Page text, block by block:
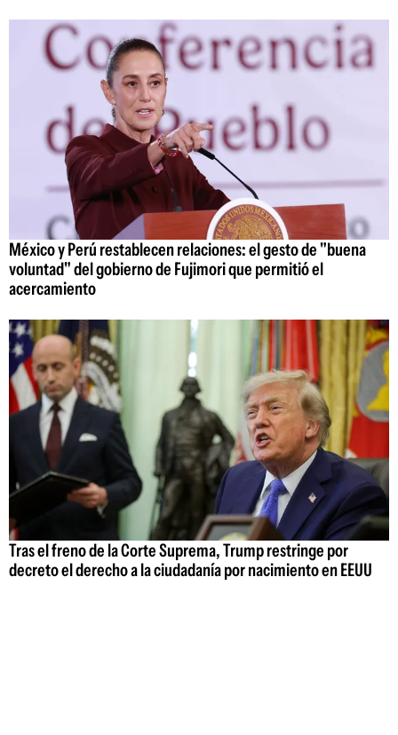
México y Perú restablecen relaciones: el gesto de "buena
voluntad" del gobierno de Fujimori que permitió el
acercamiento
Tras el freno de la Corte Suprema, Trump restringe por
decreto el derecho a la ciudadanía por nacimiento en EEUU